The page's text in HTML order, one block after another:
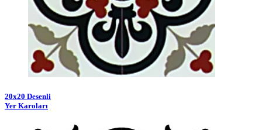
20x20 Desenli
Yer Karoları